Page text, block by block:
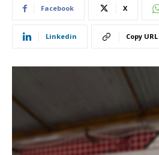
Facebook X
Linkedin Copy URL